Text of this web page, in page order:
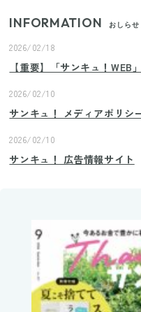
INFORMATION おしらせ
2026/02/18
【重要】「サンキュ！
2026/02/10
サンキュ！ メディアポリシ
2026/02/10
サンキュ！ 広告情報サイト